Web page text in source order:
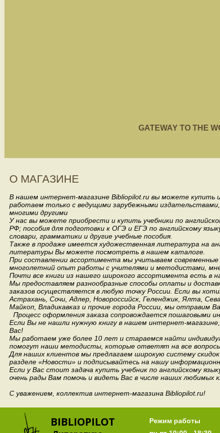
GATEWAY TO THE
О МАГАЗИНЕ
В нашем интернет-магазине Bibliopilot.ru вы можете купить
работаем только с ведущими зарубежными издательствами,
многими другими
У нас вы можете приобрести и купить учебники по
РФ; пособия для подготовки к ОГЭ и ЕГЭ по английскому
словари, грамматики и другие учебные пособия.
Также в продаже имеется художественная литература на
литературы Вы можете посмотреть в нашем каталоге.
При составлении ассортимента мы учитываем
многолетний опыт работы с учителями и методистами,
Почти все книги из нашего широкого ассортимента есть в
Мы предоставляем разнообразные способы оплаты и
заказов осуществляется в любую точку России. Если вы
Астрахань, Сочи, Адлер, Новороссийск, Геленджик, Ялта,
Майкоп, Владикавказ и прочие города России, мы отправим
Процесс оформления заказа сопровождается пошаговыми
Если Вы не нашли нужную книгу в нашем интернет-
Вас!
Мы работаем уже более 10 лет и стараемся найти
помогут наши методисты, которые ответят на все
Для наших клиентов мы предлагаем широкую систему
разделе «Новости» и подписывайтесь на нашу
Если у Вас стоит задача купить учебник по английскому
очень рады Вам помочь и видеть Вас в числе наших любимых
С уважением, коллектив интернет-магазина Bibliopilot.ru!
BIBLIOPILOT
Режим работы